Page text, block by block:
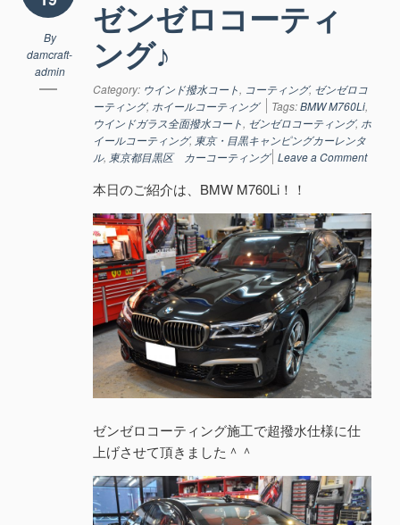
By
damcraft-
admin
ゼンゼロコーティ
ング♪
Category: ウインド撥水コート, コーティング, ゼンゼロコ
ーティング, ホイールコーティング Tags:BMW M760Li,
ウインドガラス全面撥水コート, ゼンゼロコーティング, ホ
イールコーティング, 東京・目黒キャンピングカーレンタ
ル, 東京都目黒区 カーコーティング Leave a Comment
本日のご紹介は、BMW M760Li！！
ゼンゼロコーティング施工で超撥水仕様に仕
上げさせて頂きました＾＾